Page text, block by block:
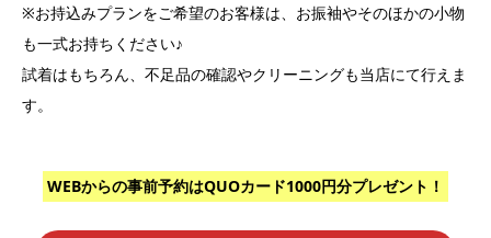
※お持込みプランをご希望のお客様は、お振袖やそのほかの小物
も一式お持ちください♪
試着はもちろん、不足品の確認やクリーニングも当店にて行えま
す。
WEBからの事前予約はQUOカード1000円分プレゼント！